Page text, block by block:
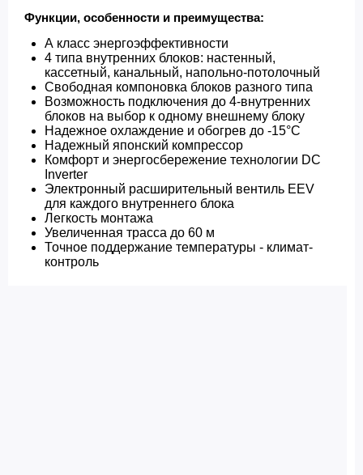
Функции, особенности и преимущества:
А класс энергоэффективности
4 типа внутренних блоков: настенный,
кассетный, канальный, напольно-потолочный
Свободная компоновка блоков разного типа
Возможность подключения до 4-внутренних
блоков на выбор к одному внешнему блоку
Надежное охлаждение и обогрев до -15°C
Надежный японский компрессор
Комфорт и энергосбережение технологии DC
Inverter
Электронный расширительный вентиль EEV
для каждого внутреннего блока
Легкость монтажа
Увеличенная трасса до 60 м
Точное поддержание температуры - климат-
контроль